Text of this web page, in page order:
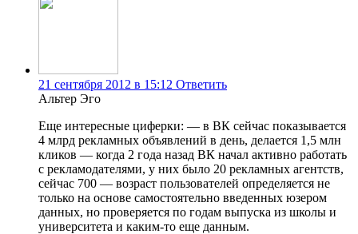
21 сентября 2012 в 15:12 Ответить
Альтер Эго
Еще интересные циферки: — в ВК сейчас показывается
4 млрд рекламных объявлений в день, делается 1,5 млн
кликов — когда 2 года назад ВК начал активно работать
с рекламодателями, у них было 20 рекламных агентств,
сейчас 700 — возраст пользователей определяется не
только на основе самостоятельно введенных юзером
данных, но проверяется по годам выпуска из школы и
университета и каким-то еще данным.